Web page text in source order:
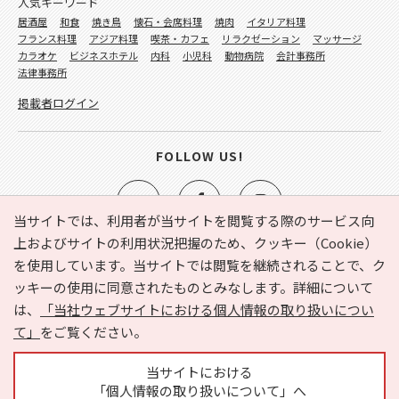
当サイトでは、利用者が当サイトを閲覧する際のサービス向
上およびサイトの利用状況把握のため、クッキー（Cookie）
を使用しています。当サイトでは閲覧を継続されることで、ク
ッキーの使用に同意されたものとみなします。詳細について
は、
「当社ウェブサイトにおける個人情報の取り扱いについ
て」 をご覧ください。
当サイトにおける
「個人情報の取り扱いについて」へ
e-NAVITA（イーナビタ）とは？ お気に入り
ヘルプ
利用規約
個人情報の取り扱いについて
運営会社
サイトマップ
広告掲載に関するお問い合わせ
居酒屋 和食 焼き鳥 懐石・会席料理 焼肉
イタリア料理
フランス料理
アジア料理 喫茶・カフェ リラクゼーション
マッサージ
カラオケ
ビジネスホテル 内科 小児科 動物病院
会計事務所
法律事務所
掲載者ログイン
FOLLOW US!